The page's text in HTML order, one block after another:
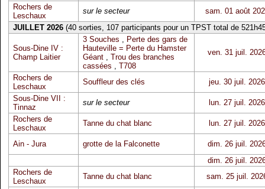
Rochers de
Leschaux
sur le secteur
sam. 01 août
JUILLET 2026(40 sorties, 107 participants pour un TPST total de
Sous-Dine IV :
Champ Laitier
3 Souches , Perte des gars de
Hauteville = Perte du Hamster
Géant, Trou des branches
cassées , T708
ven. 31 juil.
Rochers de
Leschaux
Souffleur des clés
jeu. 30 juil. 2026
Sous-Dine VII :
Tinnaz
sur le secteur
lun. 27 juil. 2026
Rochers de
Leschaux
Tanne du chat blanc lun. 27 juil. 2026
Ain - Jura grotte de la Falconette
dim. 26 juil.
dim. 26 juil.
Rochers de
Leschaux
Tanne du chat blanc sam. 25 juil.